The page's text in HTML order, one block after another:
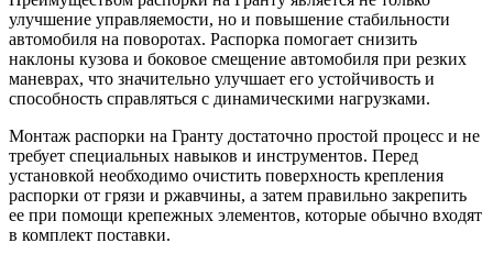
улучшение управляемости, но и повышение стабильности
автомобиля на поворотах. Распорка помогает снизить
наклоны кузова и боковое смещение автомобиля при резких
маневрах, что значительно улучшает его устойчивость и
способность справляться с динамическими нагрузками.
Монтаж распорки на Гранту достаточно простой процесс и не
требует специальных навыков и инструментов. Перед
установкой необходимо очистить поверхность крепления
распорки от грязи и ржавчины, а затем правильно закрепить
ее при помощи крепежных элементов, которые обычно входят
в комплект поставки.